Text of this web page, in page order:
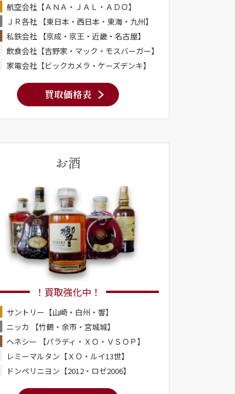
航空会社【ＡＮＡ・ＪＡＬ・ＡＤＯ】
ＪＲ各社 【東日本・西日本・東海・九州】
私鉄会社 【京成・京王・近畿・名古屋】
飲食会社【吉野家・マック・モスバーガー】
家電会社【ビックカメラ・ケーズデンキ】
買取価格表
お酒
！買取強化中！
サントリー【山崎・白州・響】
ニッカ 【竹鶴・余市・宮城城】
ヘネシー 【パラディ・ＸＯ・ＶＳＯＰ】
レミーマルタン【ＸＯ・ルイ13世】
ドンペリニヨン【2012・ロゼ2006】